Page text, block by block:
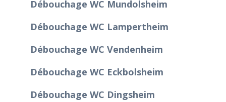
Débouchage WC Mundolsheim
Débouchage WC Lampertheim
Débouchage WC Vendenheim
Débouchage WC Eckbolsheim
Débouchage WC Dingsheim